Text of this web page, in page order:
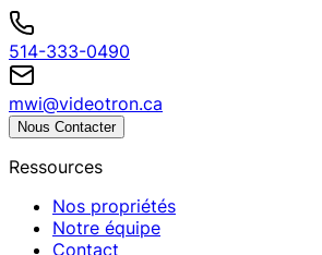
514-333-0490
mwi@videotron.ca
Nous Contacter
Ressources
Nos propriétés
Notre équipe
Contact